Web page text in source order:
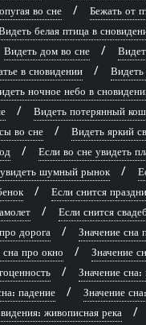
во сне Бежать от
белая птица в
Видеть дом во сне
в сновидении Видеть
ночное небо в
Видеть потерянный
во сне Видеть яркий
Если во сне увидеть
шумный рынок
Если снится
Если снится
дорога Значение сна
сна про окно Значение
Значение сна:
падение Значение
живописная река